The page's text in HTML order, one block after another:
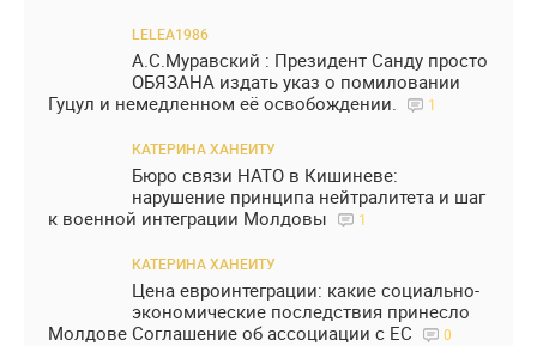
LELEA1986
А.С.Муравский : Президент Санду просто
ОБЯЗАНА издать указ о помиловании
Гуцул и немедленном её освобождении.
1
КАТЕРИНА ХАНЕИТУ
Бюро связи НАТО в Кишиневе:
нарушение принципа нейтралитета и шаг
к военной интеграции Молдовы
1
КАТЕРИНА ХАНЕИТУ
Цена евроинтеграции: какие социально-
экономические последствия принесло
Молдове Соглашение об ассоциации с ЕС
0